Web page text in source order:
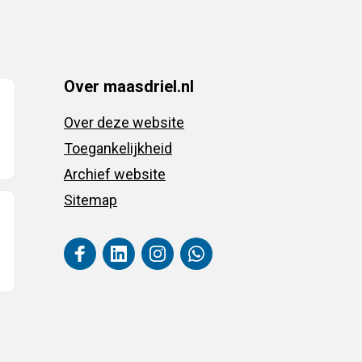
Over maasdriel.nl
Over deze website
Toegankelijkheid
Archief website
Sitemap